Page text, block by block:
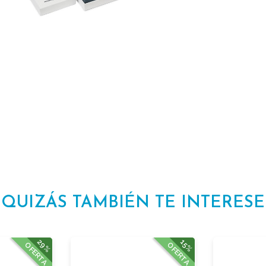
QUIZÁS TAMBIÉN TE INTERESE
29%
OFERTA 15%
OFERTA